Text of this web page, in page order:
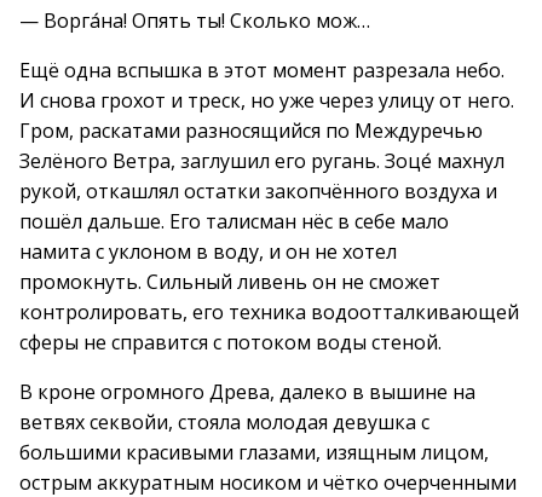
— Ворга́на! Опять ты! Сколько мож…
Ещё одна вспышка в этот момент разрезала небо.
И снова грохот и треск, но уже через улицу от него.
Гром, раскатами разносящийся по Междуречью
Зелёного Ветра, заглушил его ругань. Зоце́ махнул
рукой, откашлял остатки закопчённого воздуха и
пошёл дальше. Его талисман нёс в себе мало
намита с уклоном в воду, и он не хотел
промокнуть. Сильный ливень он не сможет
контролировать, его техника водоотталкивающей
сферы не справится с потоком воды стеной.
В кроне огромного Древа, далеко в вышине на
ветвях секвойи, стояла молодая девушка с
большими красивыми глазами, изящным лицом,
острым аккуратным носиком и чётко очерченными